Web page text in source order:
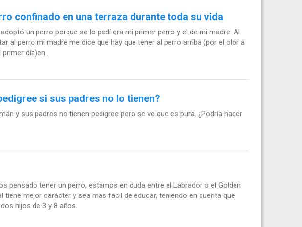
confinado en una terraza durante toda su vida
un perro porque se lo pedí era mi primer perro y el de mi madre. Al
al perro mi madre me dice que hay que tener al perro arriba (por el olor a
día)en...
si sus padres no lo tienen?
y sus padres no tienen pedigree pero se ve que es pura. ¿Podría hacer
pensado tener un perro, estamos en duda entre el Labrador o el Golden
tiene mejor carácter y sea más fácil de educar, teniendo en cuenta que
hijos de 3 y 8 años.